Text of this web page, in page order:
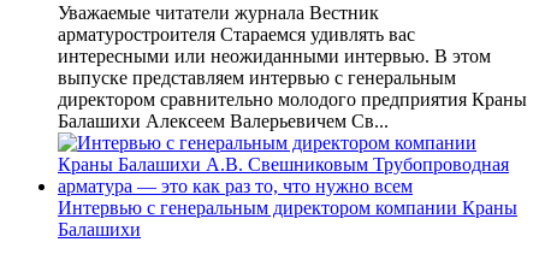
Уважаемые читатели журнала Вестник
арматуростроителя Стараемся удивлять вас
интересными или неожиданными интервью. В этом
выпуске представляем интервью с генеральным
директором сравнительно молодого предприятия Краны
Балашихи Алексеем Валерьевичем Св...
Интервью с генеральным директором компании Краны
Балашихи